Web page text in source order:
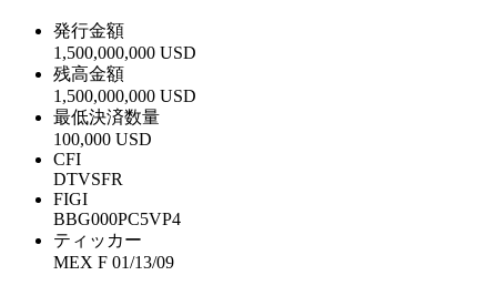
発行金額
1,500,000,000 USD
残高金額
1,500,000,000 USD
最低決済数量
100,000 USD
CFI
DTVSFR
FIGI
BBG000PC5VP4
ティッカー
MEX F 01/13/09